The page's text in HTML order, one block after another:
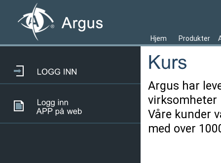
Hjem Produkter
Argus har
virksomheter
Våre kunder
med over